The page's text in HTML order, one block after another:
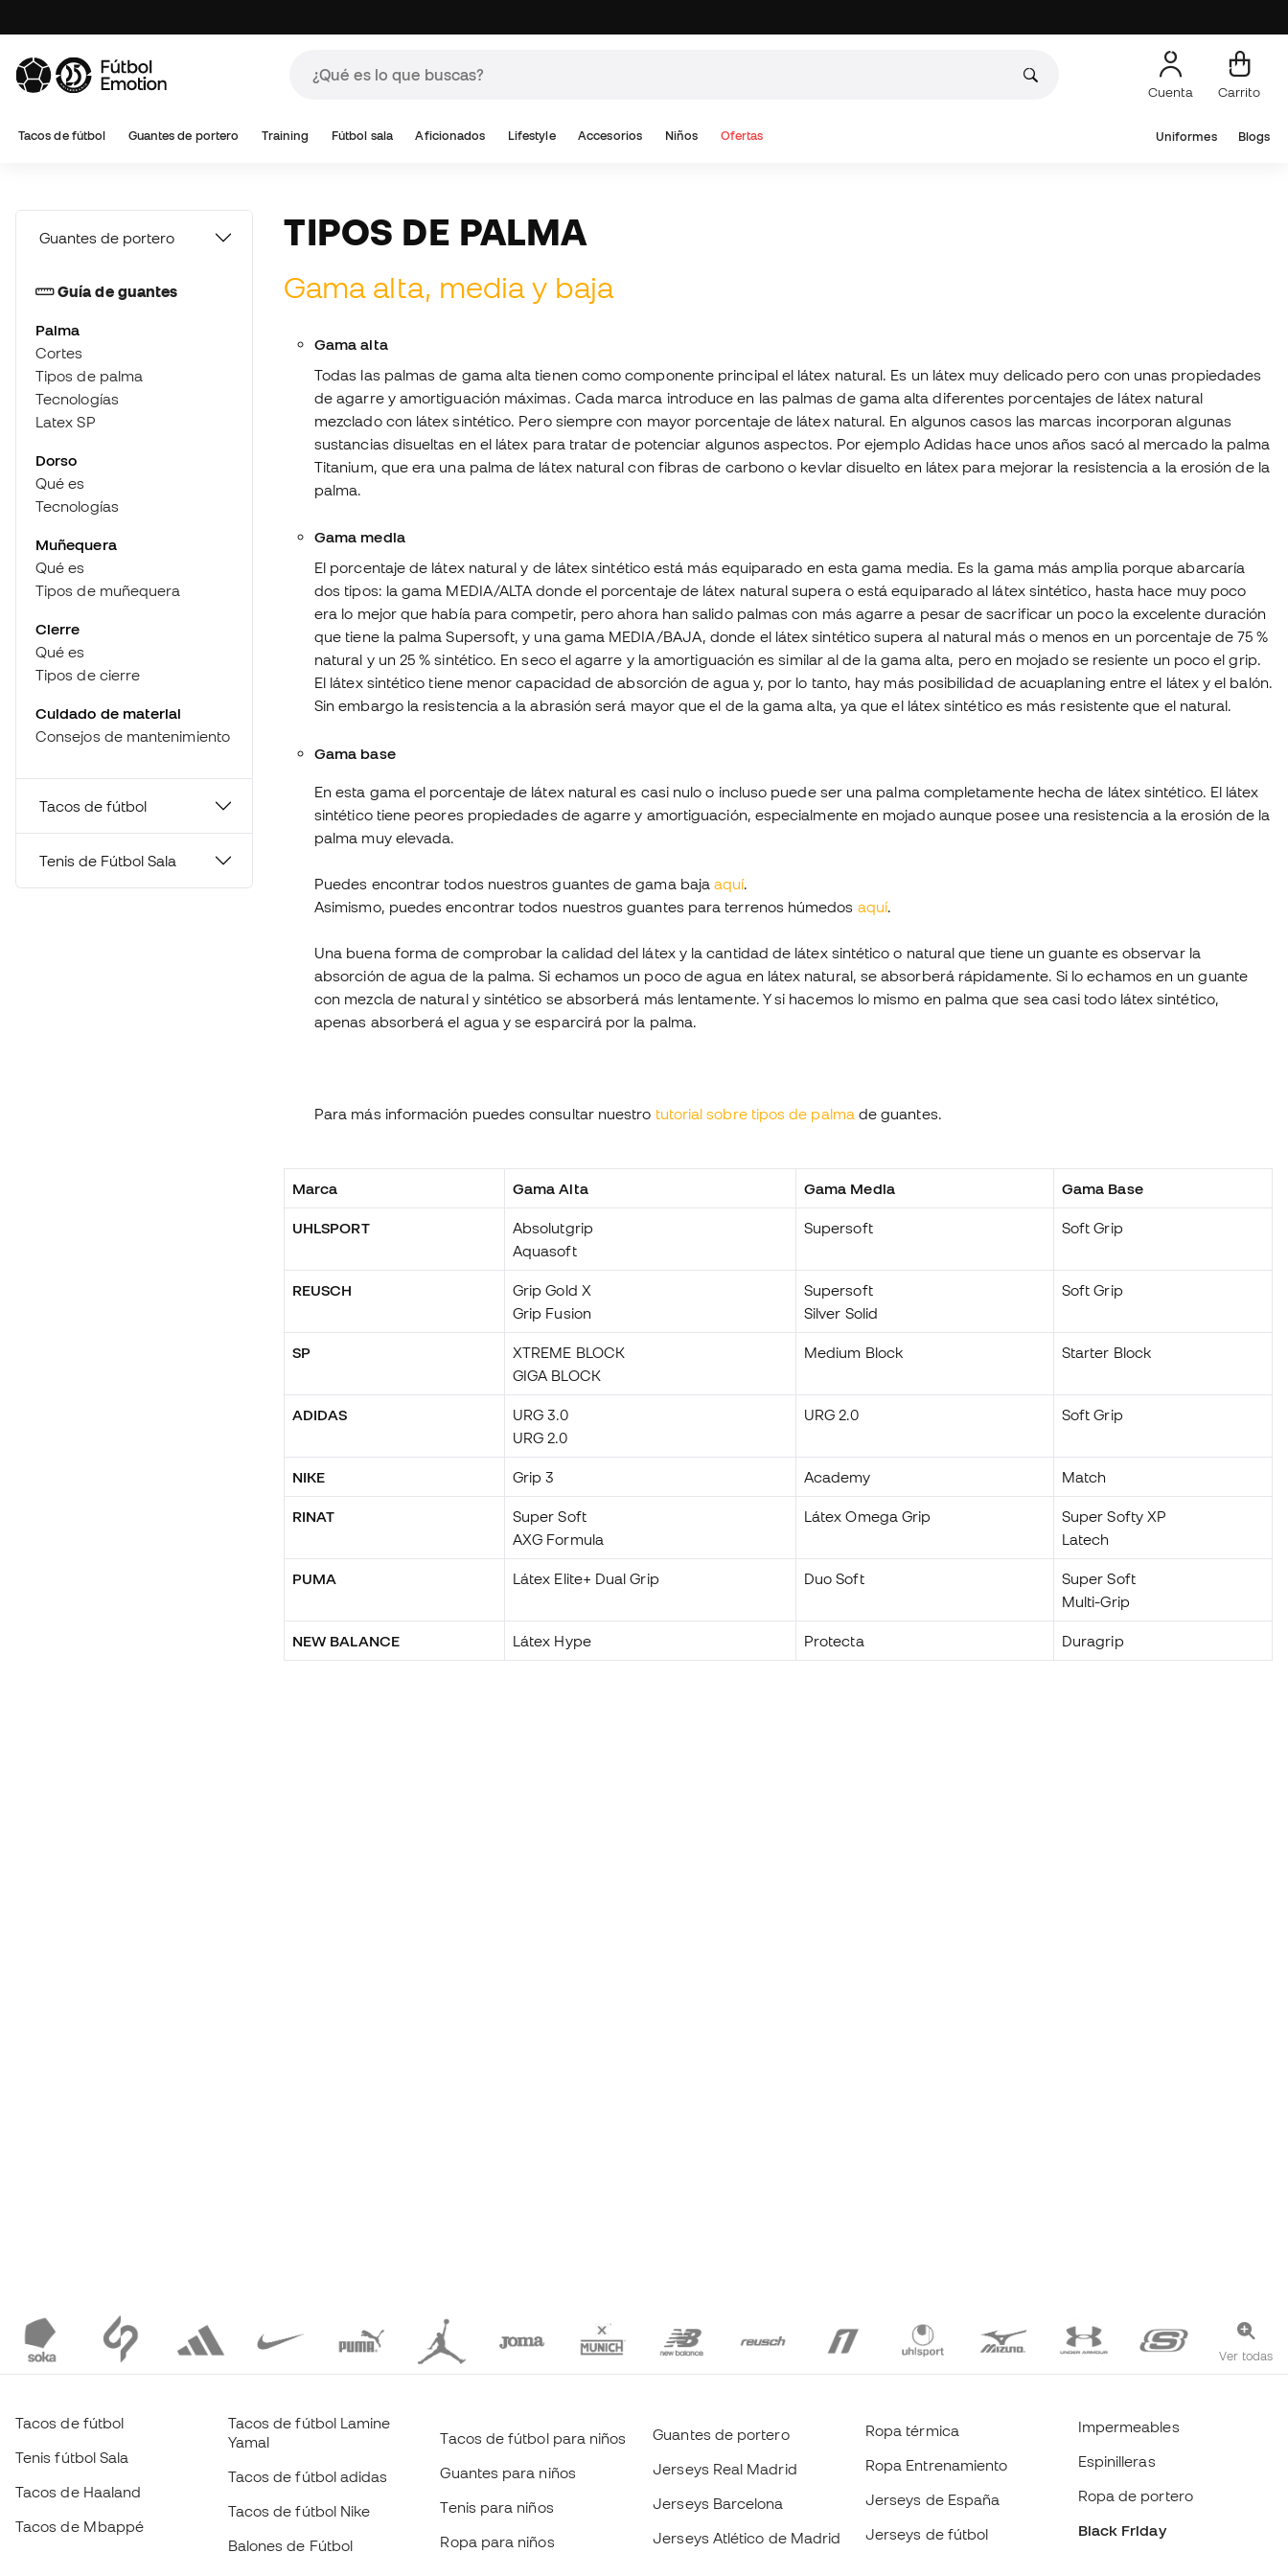
Cuenta Carrito
Tacos de fútbol Guantes de portero Training Fútbol sala Aficionados Lifestyle Accesorios Niños Ofertas Uniformes Blogs
Guantes de portero
Guía de guantes
Palma
Cortes
Tipos de palma
Tecnologías
Latex SP
Dorso
Qué es
Tecnologías
Muñequera
Qué es
Tipos de muñequera
Cierre
Qué es
Tipos de cierre
Cuidado de material
Consejos de mantenimiento
Tacos de fútbol
Tenis de Fútbol Sala
TIPOS DE PALMA
Gama alta, media y baja
Gama alta
Todas las palmas de gama alta tienen como componente principal el látex natural. Es un látex muy delicado pero con unas propiedades
de agarre y amortiguación máximas. Cada marca introduce en las palmas de gama alta diferentes porcentajes de látex natural
mezclado con látex sintético. Pero siempre con mayor porcentaje de látex natural. En algunos casos las marcas incorporan algunas
sustancias disueltas en el látex para tratar de potenciar algunos aspectos. Por ejemplo Adidas hace unos años sacó al mercado la palma
Titanium, que era una palma de látex natural con fibras de carbono o kevlar disuelto en látex para mejorar la resistencia a la erosión de la
palma.
Gama media
El porcentaje de látex natural y de látex sintético está más equiparado en esta gama media. Es la gama más amplia porque abarcaría
dos tipos: la gama MEDIA/ALTA donde el porcentaje de látex natural supera o está equiparado al látex sintético, hasta hace muy poco
era lo mejor que había para competir, pero ahora han salido palmas con más agarre a pesar de sacrificar un poco la excelente duración
que tiene la palma Supersoft, y una gama MEDIA/BAJA, donde el látex sintético supera al natural más o menos en un porcentaje de 75 %
natural y un 25 % sintético. En seco el agarre y la amortiguación es similar al de la gama alta, pero en mojado se resiente un poco el grip.
El látex sintético tiene menor capacidad de absorción de agua y, por lo tanto, hay más posibilidad de acuaplaning entre el látex y el balón.
Sin embargo la resistencia a la abrasión será mayor que el de la gama alta, ya que el látex sintético es más resistente que el natural.
Gama base
En esta gama el porcentaje de látex natural es casi nulo o incluso puede ser una palma completamente hecha de látex sintético. El látex
sintético tiene peores propiedades de agarre y amortiguación, especialmente en mojado aunque posee una resistencia a la erosión de la
palma muy elevada.
Puedes encontrar todos nuestros guantes de gama bajaaquí.
Asimismo, puedes encontrar todos nuestros guantes para terrenos húmedos aquí.
Una buena forma de comprobar la calidad del látex y la cantidad de látex sintético o natural que tiene un guante es observar la
absorción de agua de la palma. Si echamos un poco de agua en látex natural, se absorberá rápidamente. Si lo echamos en un guante
con mezcla de natural y sintético se absorberá más lentamente. Y si hacemos lo mismo en palma que sea casi todo látex sintético,
apenas absorberá el agua y se esparcirá por la palma.
Para más información puedes consultar nuestro tutorial sobre tipos de palma de guantes.
Marca Gama Alta Gama Media Gama Base
UHLSPORT
Absolutgrip
Aquasoft
Supersoft Soft Grip
REUSCH
Grip Gold X
Grip Fusion
Supersoft
Silver Solid
Soft Grip
SP
XTREME BLOCK
GIGA BLOCK
Medium Block Starter Block
ADIDAS
URG 3.0
URG 2.0
URG 2.0 Soft Grip
NIKE Grip 3 Academy Match
RINAT
Super Soft
AXG Formula
Látex Omega Grip
Super Softy XP
Latech
PUMA Látex Elite+ Dual Grip Duo Soft
Super Soft
Multi-Grip
NEW BALANCE Látex Hype Protecta Duragrip
Ver todas
Tacos de fútbol
Tenis fútbol Sala
Tacos de Haaland
Tacos de Mbappé
Tacos de fútbol Lamine
Yamal
Tacos de fútbol adidas
Tacos de fútbol Nike
Balones de Fútbol
Tacos de fútbol para niños
Guantes para niños
Tenis para niños
Ropa para niños
Guantes de portero
Jerseys Real Madrid
Jerseys Barcelona
Jerseys Atlético de Madrid
Ropa térmica
Ropa Entrenamiento
Jerseys de España
Jerseys de fútbol
Impermeables
Espinilleras
Ropa de portero
Black Friday